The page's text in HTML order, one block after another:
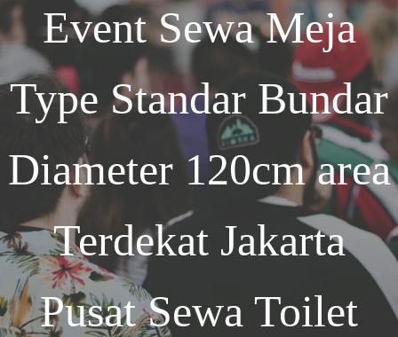
EventSewa Meja
Type Standar Bundar
Diameter 120cm area
Terdekat Jakarta
Pusat Sewa Toilet